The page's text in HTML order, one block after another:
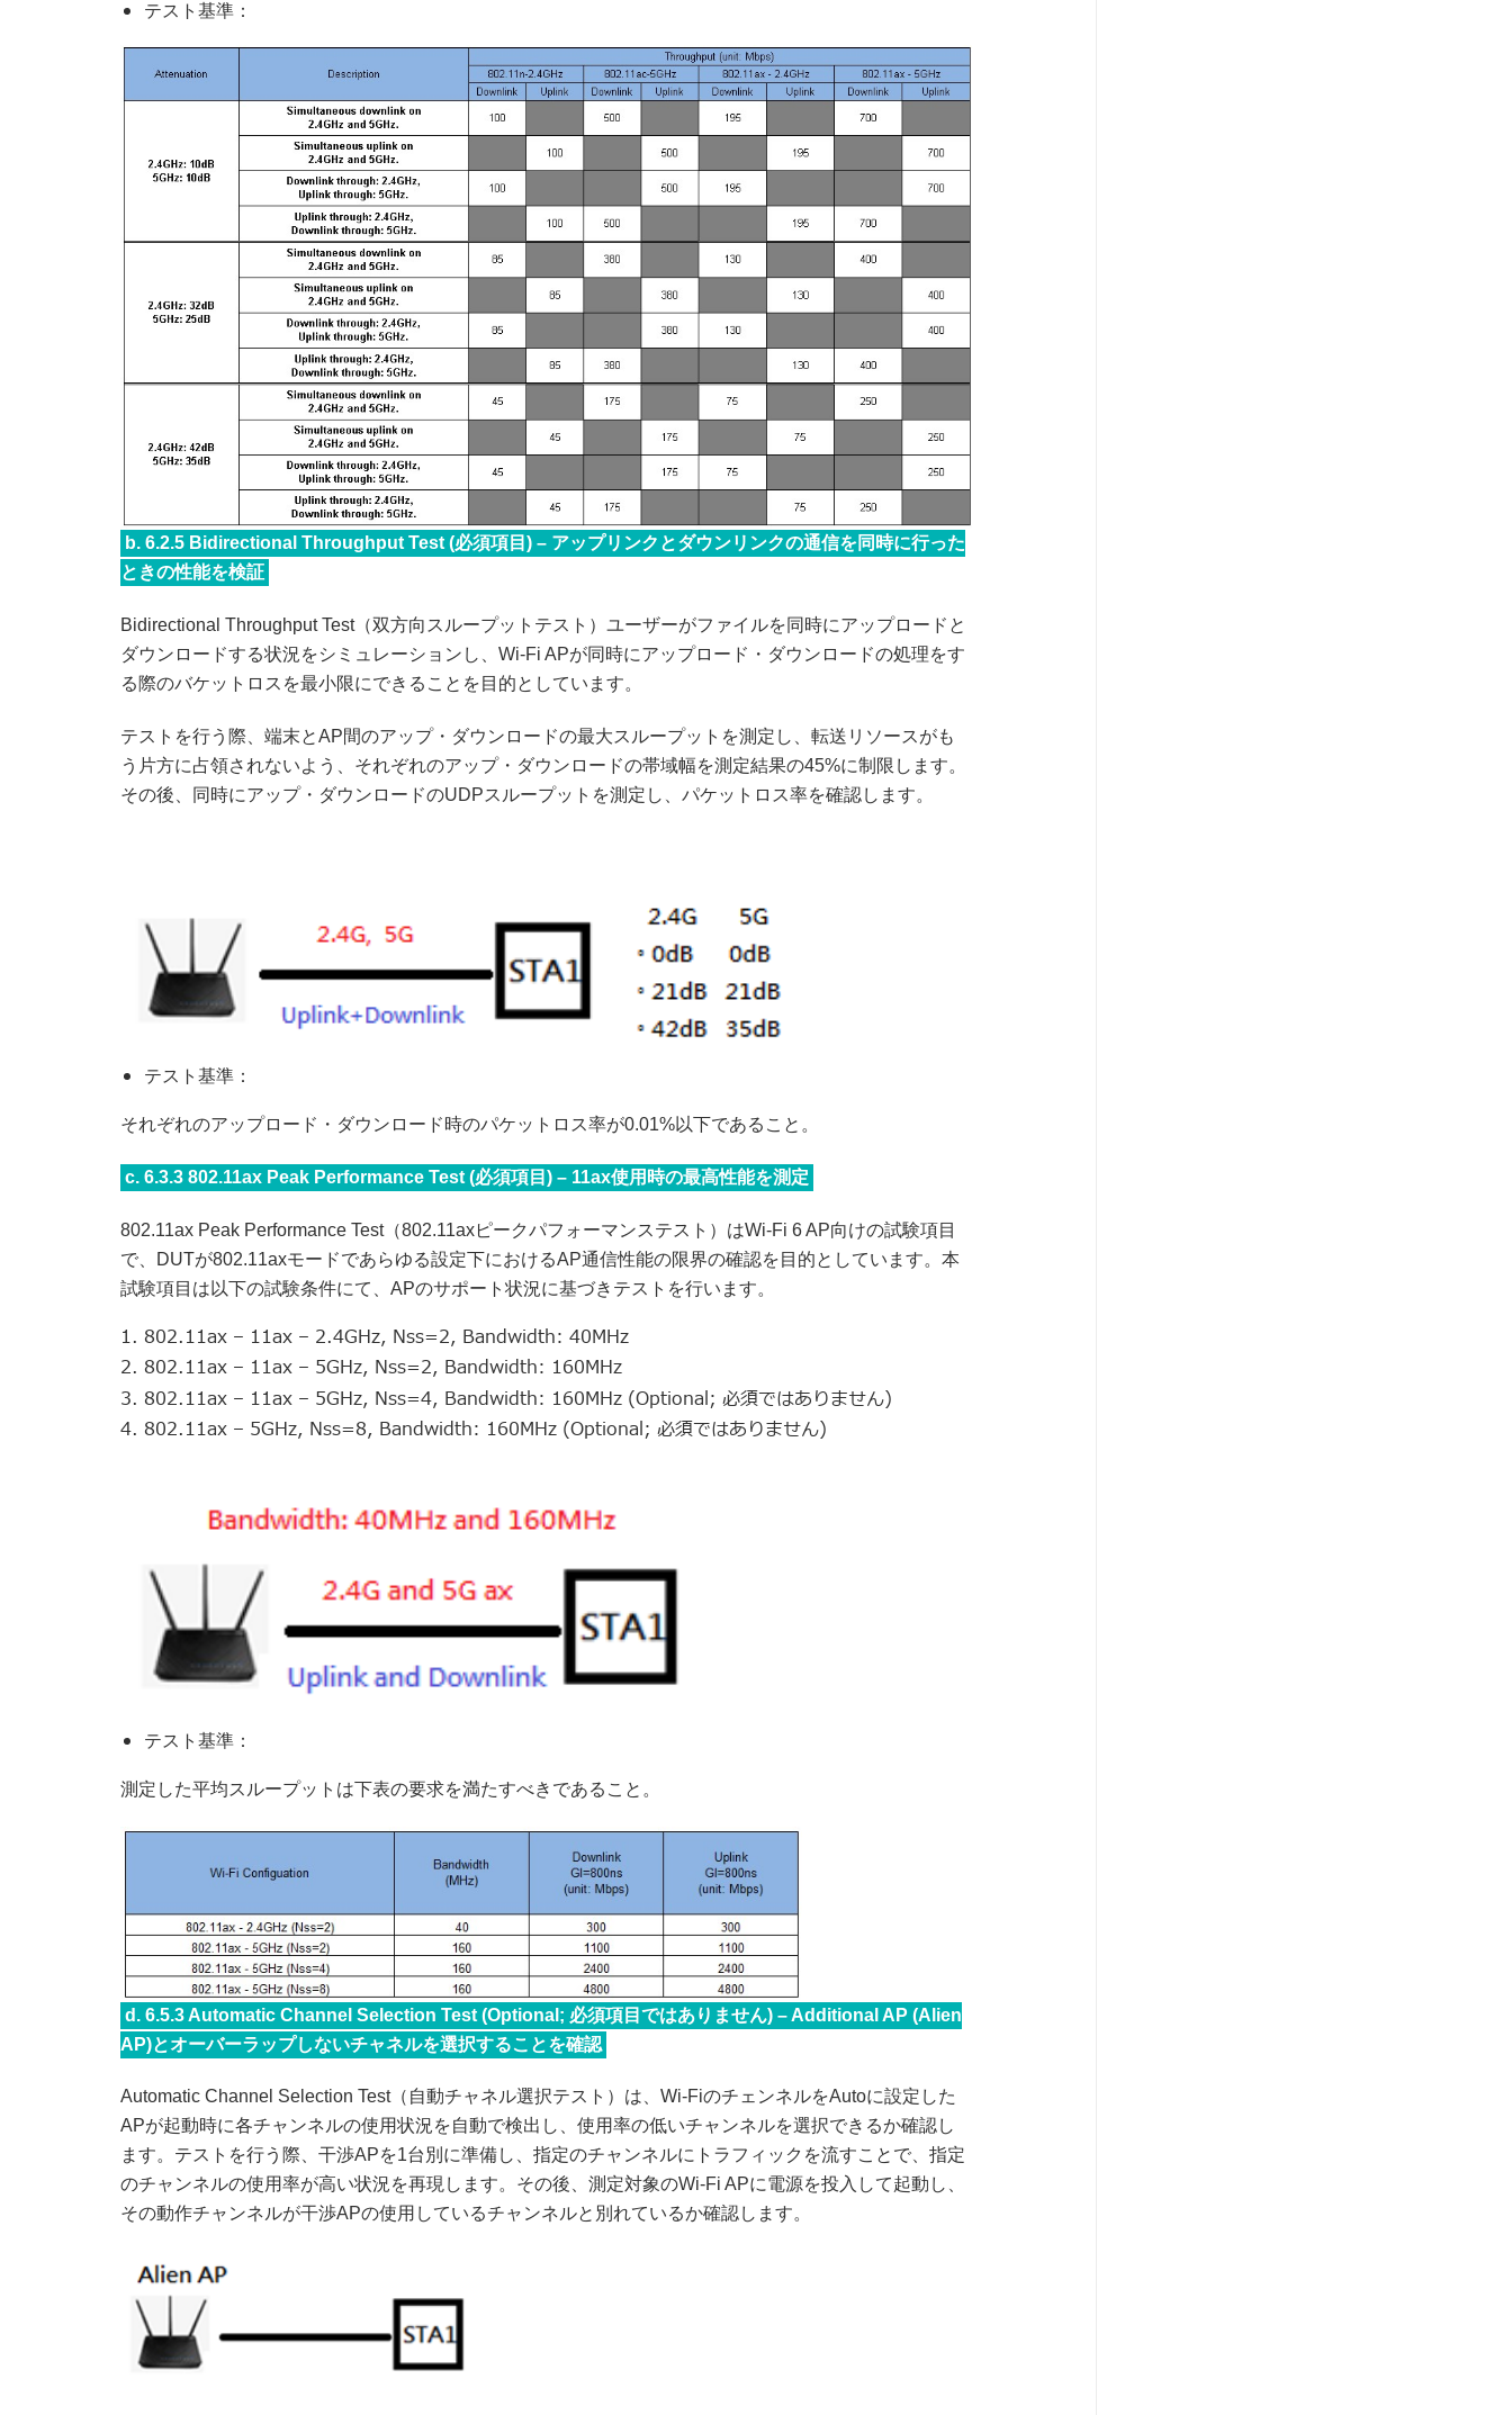
テスト基準：
b. 6.2.5 Bidirectional Throughput Test (必須項目) – アップリンクとダウンリンクの通信を同時に行った
ときの性能を検証
Bidirectional Throughput Test（双方向スループットテスト）ユーザーがファイルを同時にアップロードと
ダウンロードする状況をシミュレーションし、Wi-Fi APが同時にアップロード・ダウンロードの処理をす
る際のバケットロスを最小限にできることを目的としています。
テストを行う際、端末とAP間のアップ・ダウンロードの最大スループットを測定し、転送リソースがも
う片方に占領されないよう、それぞれのアップ・ダウンロードの帯域幅を測定結果の45%に制限します。
その後、同時にアップ・ダウンロードのUDPスループットを測定し、パケットロス率を確認します。
テスト基準：
それぞれのアップロード・ダウンロード時のパケットロス率が0.01%以下であること。
c. 6.3.3 802.11ax Peak Performance Test (必須項目) – 11ax使用時の最高性能を測定
802.11ax Peak Performance Test（802.11axピークパフォーマンステスト）はWi-Fi 6 AP向けの試験項目
で、DUTが802.11axモードであらゆる設定下におけるAP通信性能の限界の確認を目的としています。本
試験項目は以下の試験条件にて、APのサポート状況に基づきテストを行います。
802.11ax – 11ax – 2.4GHz, Nss=2, Bandwidth: 40MHz
802.11ax – 11ax – 5GHz, Nss=2, Bandwidth: 160MHz
802.11ax – 11ax – 5GHz, Nss=4, Bandwidth: 160MHz (Optional; 必須ではありません)
802.11ax – 5GHz, Nss=8, Bandwidth: 160MHz (Optional; 必須ではありません)
テスト基準：
測定した平均スループットは下表の要求を満たすべきであること。
d. 6.5.3 Automatic Channel Selection Test (Optional; 必須項目ではありません) – Additional AP (Alien
AP)とオーバーラップしないチャネルを選択することを確認
Automatic Channel Selection Test（自動チャネル選択テスト）は、Wi-FiのチェンネルをAutoに設定した
APが起動時に各チャンネルの使用状況を自動で検出し、使用率の低いチャンネルを選択できるか確認し
ます。テストを行う際、干渉APを1台別に準備し、指定のチャンネルにトラフィックを流すことで、指定
のチャンネルの使用率が高い状況を再現します。その後、測定対象のWi-Fi APに電源を投入して起動し、
その動作チャンネルが干渉APの使用しているチャンネルと別れているか確認します。